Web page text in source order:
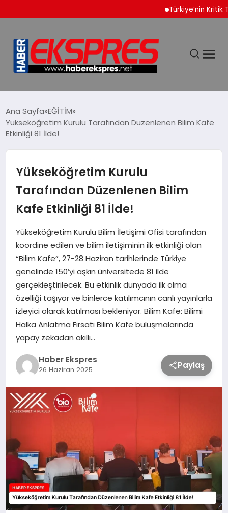
Türkiye’nin Kritik
EKONOMİ
SİYASET
SPOR
TEKNOLOJİ
SAĞLIK
MAGAZİN
Ana Sayfa EĞİTİM
Yükseköğretim Kurulu Tarafından Düzenlenen Bilim Kafe
Etkinliği 81 İlde!
Yükseköğretim Kurulu
Tarafından Düzenlenen Bilim
Kafe Etkinliği 81 İlde!
Yükseköğretim Kurulu Bilim İletişimi Ofisi tarafından
koordine edilen ve bilim iletişiminin ilk etkinliği olan
“Bilim Kafe”, 27-28 Haziran tarihlerinde Türkiye
genelinde 150’yi aşkın üniversitede 81 ilde
gerçekleştirilecek. Bu etkinlik dünyada ilk olma
özelliği taşıyor ve binlerce katılımcının canlı yayınlarla
izleyici olarak katılması bekleniyor. Bilim Kafe: Bilimi
Halka Anlatma Fırsatı Bilim Kafe buluşmalarında
yapay zekadan akıllı…
Haber Ekspres
26 Haziran 2025 Paylaş